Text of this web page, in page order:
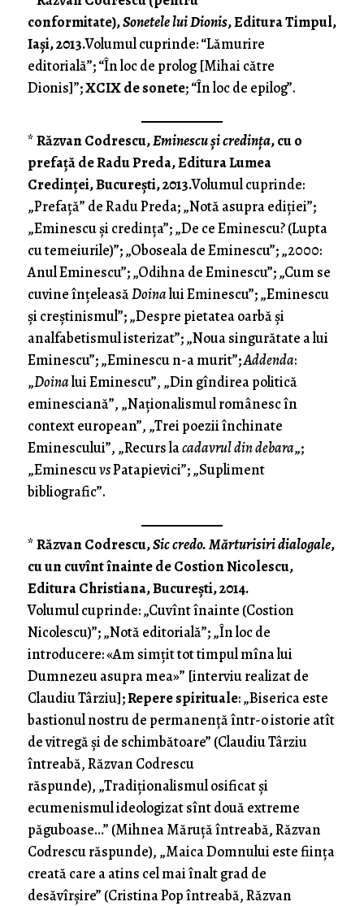
conformitate),Sonetele lui Dionis, Editura Timpul,
Iaşi, 2013.Volumul cuprinde: “Lămurire
editorială”; “În loc de prolog [Mihai către
Dionis]”;XCIX de sonete; “În loc de epilog”.
*Răzvan Codrescu,Eminescu şi credinţa, cu o
prefaţă de Radu Preda, Editura Lumea
Credinţei, Bucureşti, 2013.Volumul cuprinde:
„Prefaţă” de Radu Preda; „Notă asupra ediţiei”;
„Eminescu şi credinţa”; „De ce Eminescu? (Lupta
cu temeiurile)”; „Oboseala de Eminescu”; „2000:
Anul Eminescu”; „Odihna de Eminescu”; „Cum se
cuvine înţeleasăDoinalui Eminescu”; „Eminescu
şi creştinismul”; „Despre pietatea oarbă şi
analfabetismul isterizat”; „Noua singurătate a lui
Eminescu”; „Eminescu n-a murit”;Addenda:
„Doinalui Eminescu”, „Din gîndirea politică
eminesciană”, „Naţionalismul românesc în
context european”, „Trei poezii închinate
Eminescului”, „Recurs lacadavrul din debara„;
„EminescuvsPatapievici”; „Supliment
bibliografic”.
*Răzvan Codrescu,Sic credo. Mărturisiri dialogale,
cu un cuvînt înainte de Costion Nicolescu,
Editura Christiana, Bucureşti, 2014.
Volumul cuprinde: „Cuvînt înainte (Costion
Nicolescu)”; „Notă editorială”; „În loc de
introducere: «Am simţit tot timpul mîna lui
Dumnezeu asupra mea»” [interviu realizat de
Claudiu Târziu];Repere spirituale: „Biserica este
bastionul nostru de permanenţă într-o istorie atît
de vitregă şi de schimbătoare” (Claudiu Târziu
întreabă, Răzvan Codrescu
răspunde), „Tradiţionalismul osificat şi
ecumenismul ideologizat sînt două extreme
păguboase…” (Mihnea Măruţă întreabă, Răzvan
Codrescu răspunde), „Maica Domnului este fiinţa
creată care a atins cel mai înalt grad de
desăvîrşire” (Cristina Pop întreabă, Răzvan